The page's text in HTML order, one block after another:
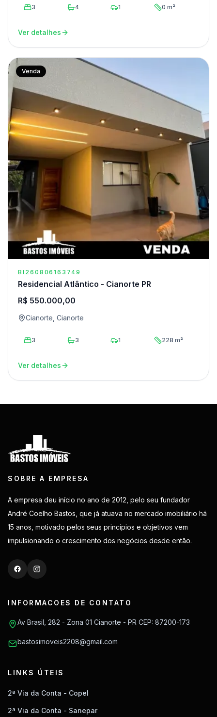
3 4 1 0 m²
Ver detalhes
Venda
BI260806163749
Residencial Atlântico - Cianorte PR
R$ 550.000,00
Cianorte, Cianorte
3 3 1 228 m²
Ver detalhes
SOBRE A EMPRESA
A empresa deu início no ano de 2012, pelo seu fundador
André Coelho Bastos, que já atuava no mercado imobiliário há
15 anos, motivado pelos seus princípios e objetivos vem
impulsionando o crescimento dos negócios desde então.
INFORMACOES DE CONTATO
Av Brasil, 282 - Zona 01 Cianorte - PR CEP: 87200-173
bastosimoveis2208@gmail.com
LINKS ÚTEIS
2ª Via da Conta - Copel
2ª Via da Conta - Sanepar